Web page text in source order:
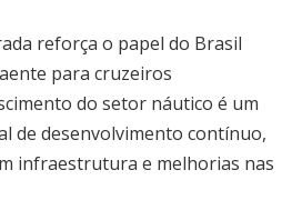
reforça o papel do Brasil
para cruzeiros
do setor náutico é um
de desenvolvimento contínuo,
infraestrutura e melhorias nas